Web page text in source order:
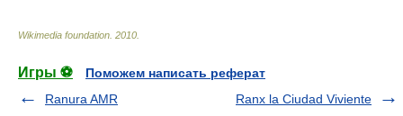
Wikimedia foundation 2010
Игры ⚽
Поможем написать реферат
Ranura AMR
Ranx la Ciudad Viviente